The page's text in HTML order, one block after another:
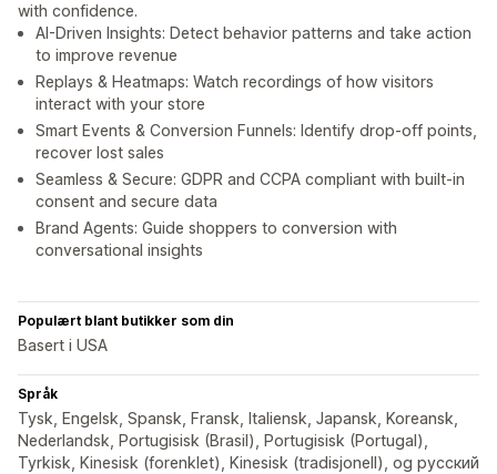
with confidence.
AI-Driven Insights: Detect behavior patterns and take action
to improve revenue
Replays & Heatmaps: Watch recordings of how visitors
interact with your store
Smart Events & Conversion Funnels: Identify drop-off points,
recover lost sales
Seamless & Secure: GDPR and CCPA compliant with built‑in
consent and secure data
Brand Agents: Guide shoppers to conversion with
conversational insights
Populært blant butikker som din
Basert i USA
Språk
Tysk, Engelsk, Spansk, Fransk, Italiensk, Japansk, Koreansk,
Nederlandsk, Portugisisk (Brasil), Portugisisk (Portugal),
Tyrkisk, Kinesisk (forenklet), Kinesisk (tradisjonell), og русский